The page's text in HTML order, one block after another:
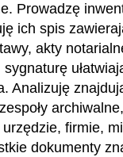
Prowadzę
ich spis
akty
sygnaturę
Analizuję
firmie,
dokumenty